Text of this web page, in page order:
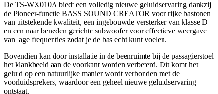
De TS-WX010A biedt een volledig nieuwe geluidservaring dankzij
de Pioneer-functie BASS SOUND CREATOR voor rijke bastonen
van uitstekende kwaliteit, een ingebouwde versterker van klasse D
en een naar beneden gerichte subwoofer voor effectieve weergave
van lage frequenties zodat je de bas echt kunt voelen.
Bovendien kan door installatie in de beenruimte bij de passagierstoel
het klankbeeld aan de voorkant worden verbeterd. Dit komt het
geluid op een natuurlijke manier wordt verbonden met de
voorluidsprekers, waardoor een geheel nieuwe geluidservaring
ontstaat.